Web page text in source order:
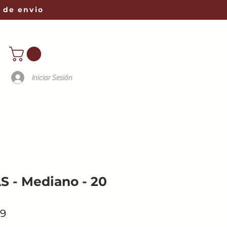
de envio
Iniciar Sesión
- Mediano - 20